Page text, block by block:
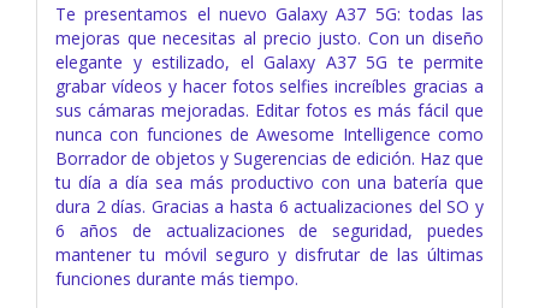
Te presentamos el nuevo Galaxy A37 5G: todas las
mejoras que necesitas al precio justo. Con un diseño
elegante y estilizado, el Galaxy A37 5G te permite
grabar vídeos y hacer fotos selfies increíbles gracias a
sus cámaras mejoradas. Editar fotos es más fácil que
nunca con funciones de Awesome Intelligence como
Borrador de objetos y Sugerencias de edición. Haz que
tu día a día sea más productivo con una batería que
dura 2 días. Gracias a hasta 6 actualizaciones del SO y
6 años de actualizaciones de seguridad, puedes
mantener tu móvil seguro y disfrutar de las últimas
funciones durante más tiempo.